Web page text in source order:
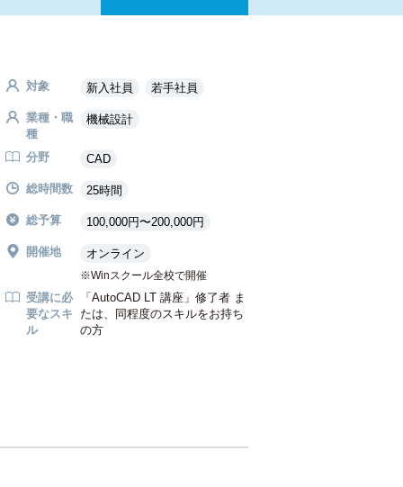
対象 新入社員 若手社員
業種・職
種
機械設計
分野 CAD
総時間数 25時間
総予算 100,000円〜200,000円
開催地 オンライン
Winスクール全校で開催
受講に必
要なスキ
ル
「AutoCAD LT 講座」修了者 ま
たは、同程度のスキルをお持ち
の方